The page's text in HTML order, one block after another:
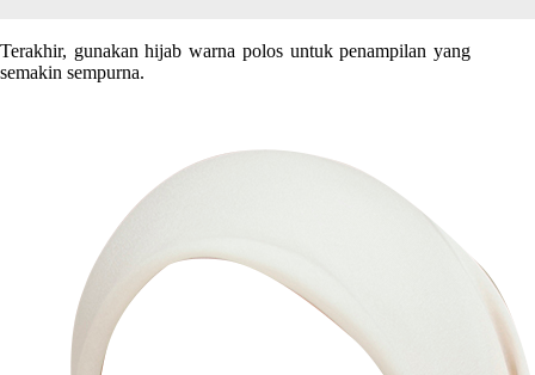
Terakhir, gunakan hijab warna polos untuk penampilan yang
semakin sempurna.